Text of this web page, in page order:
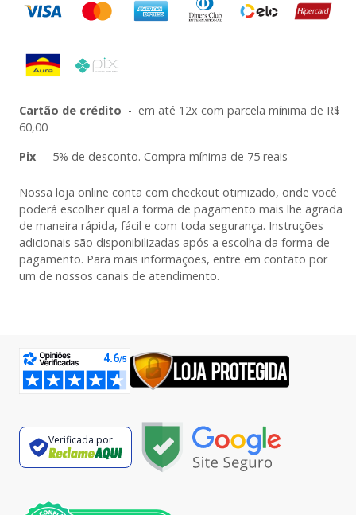
Cartão de crédito - em até 12x com parcela mínima de R$
60,00
Pix - 5% de desconto. Compra mínima de 75 reais
Nossa loja online conta com checkout otimizado, onde você
poderá escolher qual a forma de pagamento mais lhe agrada
de maneira rápida, fácil e com toda segurança. Instruções
adicionais são disponibilizadas após a escolha da forma de
pagamento. Para mais informações, entre em contato por
um de nossos canais de atendimento.
Verificada por